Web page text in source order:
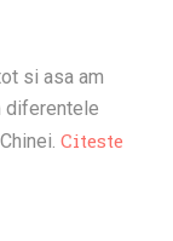
si asa am
diferentele
Citeste